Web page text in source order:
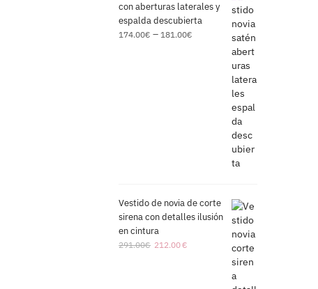
con aberturas laterales y
espalda descubierta
174.00€ – 181.00€
Vestido de novia de corte
sirena con detalles ilusión
en cintura
291.00€ 212.00€